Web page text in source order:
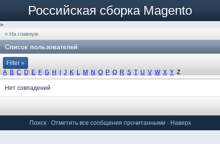
Российская сборка Magento
»
« На главную
Список пользователей
Filter »
A B C D E F G H J K L M N O P Q R S T U V W X Y Z
Нет совпадений
Поиск· Отметить все сообщения прочитанными · Наверх